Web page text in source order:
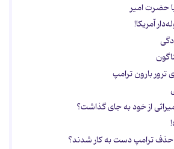
حضرت امیر
آمریکا!
ترور بارون ترامپ
حذف ترامپ دست به کار شدند؟